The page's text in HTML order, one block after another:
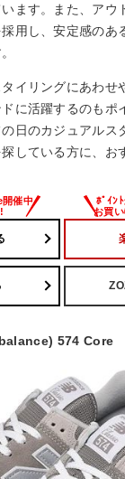
ます。また、アウ
用し、安定感のあ
イリングにあわせ
に活躍するのもポ
日のカジュアルス
している方に、お
574 Core